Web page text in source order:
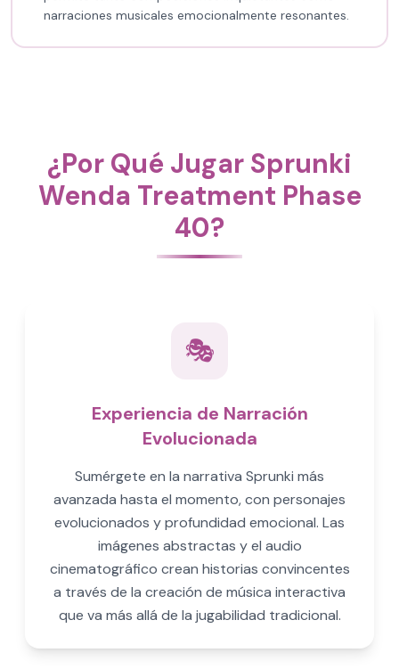
narraciones musicales emocionalmente resonantes.
¿Por Qué Jugar Sprunki
Wenda Treatment Phase
40?
🎭
Experiencia de Narración
Evolucionada
Sumérgete en la narrativa Sprunki más
avanzada hasta el momento, con personajes
evolucionados y profundidad emocional. Las
imágenes abstractas y el audio
cinematográfico crean historias convincentes
a través de la creación de música interactiva
que va más allá de la jugabilidad tradicional.